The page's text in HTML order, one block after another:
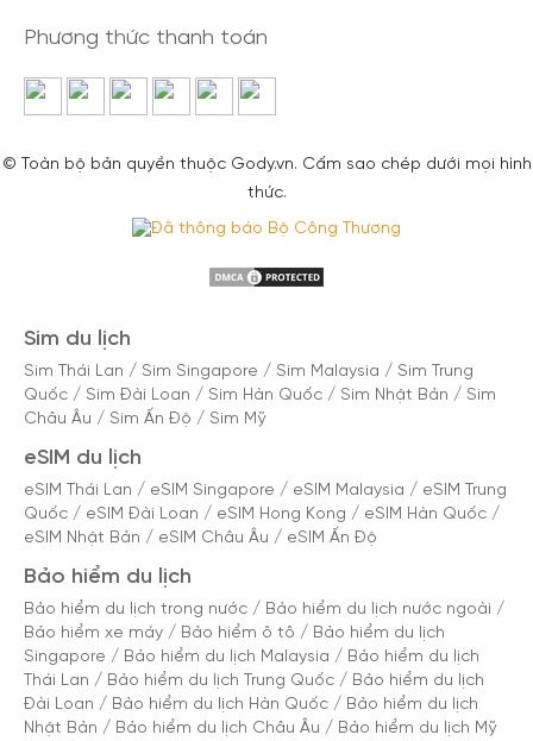
Phương thức thanh toán
© Toàn bộ bản quyền thuộc Gody.vn. Cấm sao chép dưới mọi hình
thức.
Sim du lịch
Sim Thái Lan / Sim Singapore / Sim Malaysia / Sim Trung
Quốc / Sim Đài Loan / Sim Hàn Quốc / Sim Nhật Bản / Sim
Châu Âu / Sim Ấn Độ / Sim Mỹ
eSIM du lịch
eSIM Thái Lan / eSIM Singapore / eSIM Malaysia / eSIM Trung
Quốc / eSIM Đài Loan / eSIM Hong Kong / eSIM Hàn Quốc /
eSIM Nhật Bản / eSIM Châu Âu / eSIM Ấn Độ
Bảo hiểm du lịch
Bảo hiểm du lịch trong nước / Bảo hiểm du lịch nước ngoài /
Bảo hiểm xe máy / Bảo hiểm ô tô / Bảo hiểm du lịch
Singapore / Bảo hiểm du lịch Malaysia / Bảo hiểm du lịch
Thái Lan / Bảo hiểm du lịch Trung Quốc / Bảo hiểm du lịch
Đài Loan / Bảo hiểm du lịch Hàn Quốc / Bảo hiểm du lịch
Nhật Bản / Bảo hiểm du lịch Châu Âu / Bảo hiểm du lịch Mỹ